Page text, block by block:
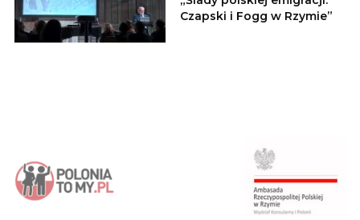
Czapski i Fogg w Rzymie”